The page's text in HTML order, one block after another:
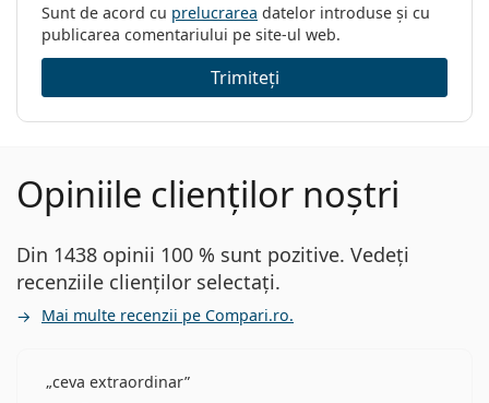
Sunt de acord cu prelucrarea datelor introduse și cu
publicarea comentariului pe site-ul web.
Trimiteți
Opiniile clienților noștri
Din 1438 opinii 100 % sunt pozitive. Vedeți
recenziile clienților selectați.
Mai multe recenzii pe Compari.ro.
ceva extraordinar